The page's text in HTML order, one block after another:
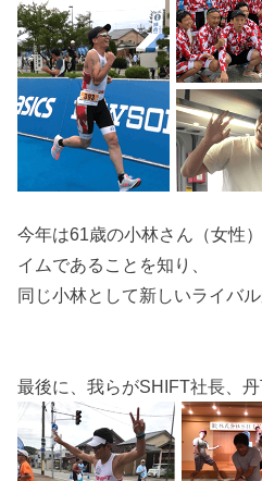
今年は61歳の小林さん（女性
イムであることを知り、
同じ小林として新しいライバ
最後に、我らがSHIFT社長、丹